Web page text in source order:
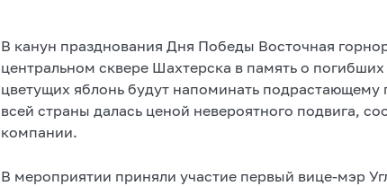
В канун празднования Дня Победы Восточная
центральном сквере Шахтерска в память о
цветущих яблонь будут напоминать
всей страны далась ценой невероятного подвига,
компании.
В мероприятии приняли участие первый вице-мэр